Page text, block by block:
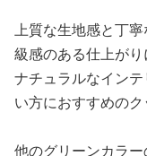
上質な生地感と丁
級感のある仕上がり
ナチュラルなイン
い方におすすめのク
他のグリーンカラー